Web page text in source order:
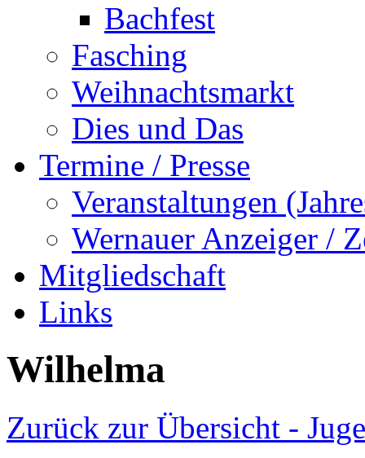
Bachfest
Fasching
Weihnachtsmarkt
Dies und Das
Termine / Presse
Veranstaltungen
Wernauer Anzeiger /
Mitgliedschaft
Links
Wilhelma
Zurück zur Übersicht -